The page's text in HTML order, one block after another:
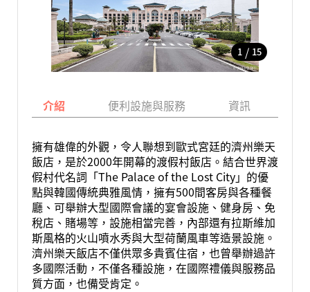
1 / 15
介紹 便利設施與服務 資訊
擁有雄偉的外觀，令人聯想到歐式宮廷的濟州樂天
飯店，是於2000年開幕的渡假村飯店。結合世界渡
假村代名詞「The Palace of the Lost City」的優
點與韓國傳統典雅風情，擁有500間客房與各種餐
廳、可舉辦大型國際會議的宴會設施、健身房、免
稅店、賭場等，設施相當完善，內部還有拉斯維加
斯風格的火山噴水秀與大型荷蘭風車等造景設施。
濟州樂天飯店不僅供眾多貴賓住宿，也曾舉辦過許
多國際活動，不僅各種設施，在國際禮儀與服務品
質方面，也備受肯定。